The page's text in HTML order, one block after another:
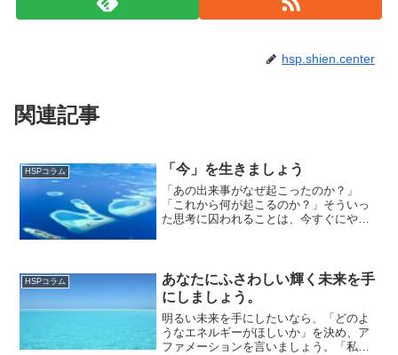
hsp.shien.center
関連記事
HSPコラム 「今」を生きましょう
「あの出来事がなぜ起こったのか？」
「これから何が起こるのか？」そういっ
た思考に囚われることは、今すぐにやめ
す。
HSPコラム
あなたにふさわしい輝く未来を手
にしましょう。
明るい未来を手にしたいなら、「どのよ
うなエネルギーがほしいか」を決め、ア
ファメーションを言いましょう。「私